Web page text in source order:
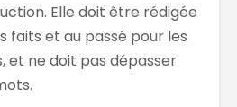
Elle doit être rédigée
faits et au passé pour les
et ne doit pas dépasser